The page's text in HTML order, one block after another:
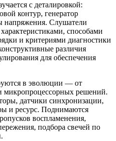
с деталировкой:
контур, генератор
напряжения. Слушатели
способами
и критериями диагностики
различия
для обеспечения
в эволюции — от
микропроцессорных решений.
датчики синхронизации,
и ресурс. Поднимаются
воспламенения,
подбора свечей по